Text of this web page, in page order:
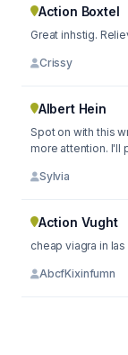
Action Boxtel
Great inhstig.
Crissy
Albert Hein
Spot on with this
more attention. I'll
Sylvia
Action Vught
AbcfKixinfumn